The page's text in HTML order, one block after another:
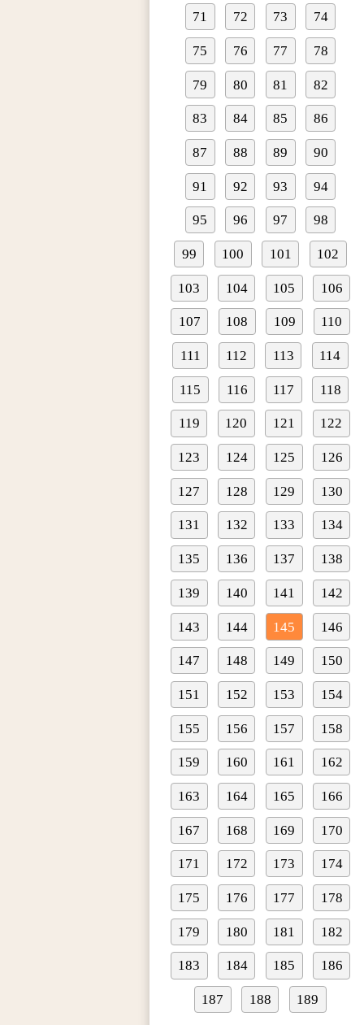
71 72 73 74
75 76 77 78
79 80 81 82
83 84 85 86
87 88 89 90
91 92 93 94
95 96 97 98
99 100 101 102
103 104 105 106
107 108 109 110
111 112 113 114
115 116 117 118
119 120 121 122
123 124 125 126
127 128 129 130
131 132 133 134
135 136 137 138
139 140 141 142
143 144 145 146
147 148 149 150
151 152 153 154
155 156 157 158
159 160 161 162
163 164 165 166
167 168 169 170
171 172 173 174
175 176 177 178
179 180 181 182
183 184 185 186
187 188 189